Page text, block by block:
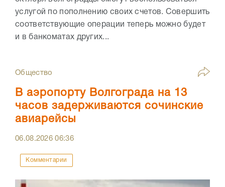
услугой по пополнению своих счетов. Совершить
соответствующие операции теперь можно будет
и в банкоматах других...
Общество
В аэропорту Волгограда на 13
часов задерживаются сочинские
авиарейсы
06.08.202606:36
Комментарии